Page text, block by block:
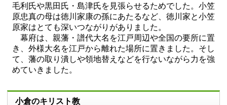
毛利氏や黒田氏・島津氏を見張らせるためでした。小笠
原忠真の母は徳川家康の孫にあたるなど、徳川家と小笠
原家はとても深いつながりがありました。
幕府は、親藩・譜代大名を江戸周辺や全国の要所に置
き、外様大名を江戸から離れた場所に置きました。そし
て、藩の取り潰しや領地替えなどを行ないながら力を強
めていきました。
小倉のキリスト教